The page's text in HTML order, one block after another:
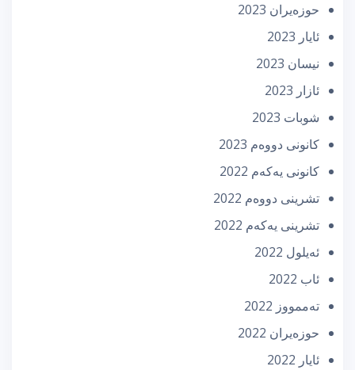
حوزه‌یران 2023
ئایار 2023
نیسان 2023
ئازار 2023
شوبات 2023
كانونی دووه‌م 2023
كانونی یه‌كه‌م 2022
تشرینی دووه‌م 2022
تشرینی یه‌كه‌م 2022
ئه‌یلول 2022
ئاب 2022
تەممووز 2022
حوزه‌یران 2022
ئایار 2022